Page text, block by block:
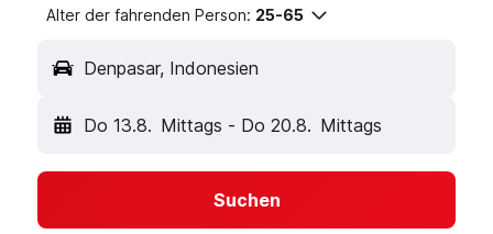
Alter der fahrenden Person: 25-65
Denpasar, Indonesien
Do 13.8. Mittags - Do 20.8. Mittags
Suchen